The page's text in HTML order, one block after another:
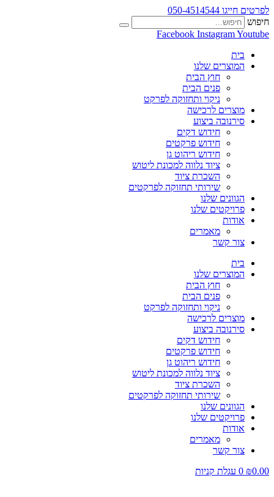
לפרטים חייגו 050-4514544
חיפוש
Facebook InstagramYoutube
בית
המוצרים שלנו
חוץ הבית
פנים הבית
ניקוי ותחזוקה לפרקט
מוצרים לרכישה
סירנובה ביצוע
חידוש דקים
חידוש פרקטים
חידוש ריהוט גן
ציוד נלווה למכונת ליטוש
השכרת ציוד
שירותי תחזוקה לפרקטים
הגוונים שלנו
פרויקטים שלנו
אודות
מאמרים
צור קשר
בית
המוצרים שלנו
חוץ הבית
פנים הבית
ניקוי ותחזוקה לפרקט
מוצרים לרכישה
סירנובה ביצוע
חידוש דקים
חידוש פרקטים
חידוש ריהוט גן
ציוד נלווה למכונת ליטוש
השכרת ציוד
שירותי תחזוקה לפרקטים
הגוונים שלנו
פרויקטים שלנו
אודות
מאמרים
צור קשר
₪0.00
0 עגלת קניות